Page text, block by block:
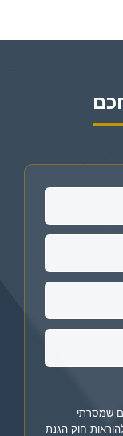
שמסרתי
חוק הגנת